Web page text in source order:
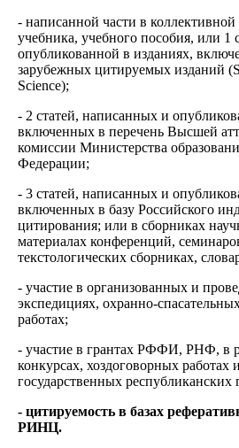
- написанной части в
учебника, учебного пособия, или 1
опубликованной в изданиях,
зарубежных цитируемых изданий
Science);
- 2 статей, написанных и
включенных в перечень Высшей
комиссии Министерства
Федерации;
- 3 статей, написанных и
включенных в базу Российского
цитирования; или в сборниках
материалах конференций,
текстологических сборниках,
- участие в организованных и
экспедициях, охранно-
работах;
- участие в грантах РФФИ, РНФ, в
конкурсах, хоздоговорных работах
государственных республиканских
- цитируемость в базах
РИНЦ.